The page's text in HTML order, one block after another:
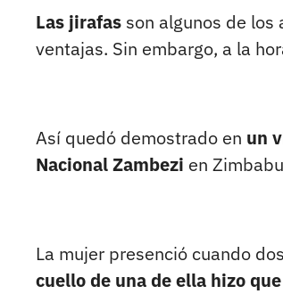
Las jirafas son algunos de los
ventajas. Sin embargo, a la
Así quedó demostrado en un
Nacional Zambezi en
La mujer presenció cuando
cuello de una de ella hizo